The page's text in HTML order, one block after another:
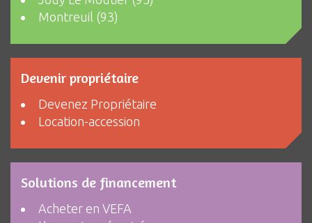
Montreuil (93)
Devenir propriétaire
Devenez Propriétaire
Location-accession
Solutions de financement
Acheter en VEFA